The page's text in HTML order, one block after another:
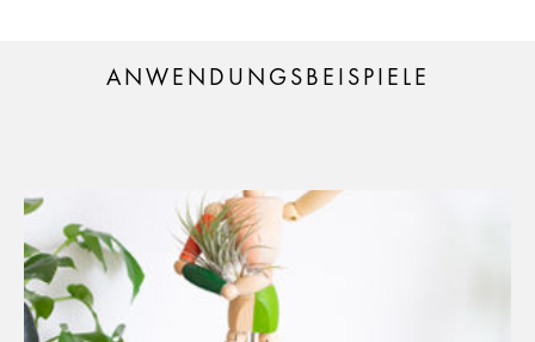
ANWENDUNGSBEISPIELE